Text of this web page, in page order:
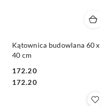
Kątownica budowlana 60 x
40 cm
Cena:
172.20
Cena:
172.20